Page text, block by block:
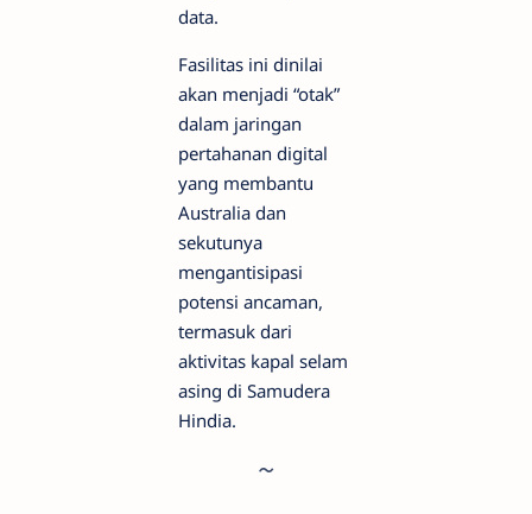
data.
Fasilitas ini dinilai
akan menjadi “otak”
dalam jaringan
pertahanan digital
yang membantu
Australia dan
sekutunya
mengantisipasi
potensi ancaman,
termasuk dari
aktivitas kapal selam
asing di Samudera
Hindia.